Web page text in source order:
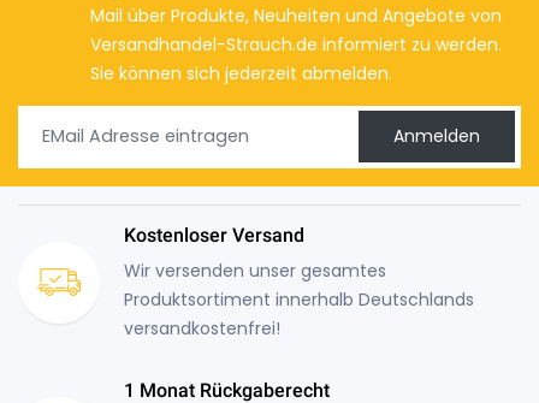
Mail über Produkte, Neuheiten und Angebote von
Versandhandel-Strauch.de informiert zu werden.
Sie können sich jederzeit abmelden.
Anmelden
Kostenloser Versand
Wir versenden unser gesamtes
Produktsortiment innerhalb Deutschlands
versandkostenfrei!
1 Monat Rückgaberecht